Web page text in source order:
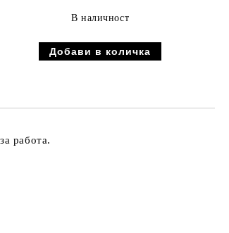
В наличност
работа.